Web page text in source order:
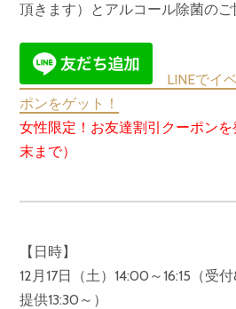
頂きます）とアルコール除菌のご
LINEでイ
ポンをゲット！
女性限定！お友達割引クーポンを
末まで）
【日時】
12月17日（土）14:00～16:15（受
提供13:30～）